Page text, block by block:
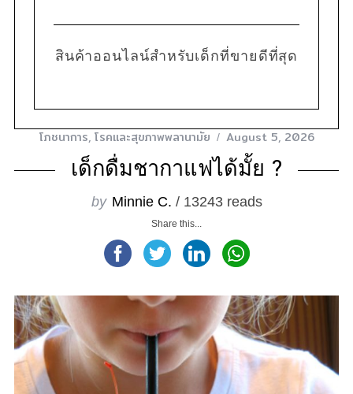
สินค้าออนไลน์สำหรับเด็กที่ขายดีที่สุด
โภชนาการ, โรคและสุขภาพพลานามัย August 5, 2026
เด็กดื่มชากาแฟได้มั้ย ?
by Minnie C. / 13243 reads
Share this...